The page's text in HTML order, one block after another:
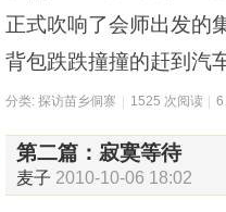
正式吹响了会师出发的
背包跌跌撞撞的赶到汽
分类: 探访苗乡侗寨 1525 次阅读 6
第二篇：寂寞等待
麦子 2010-10-06 18:02